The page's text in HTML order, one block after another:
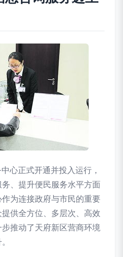
心正式开通并投入运行，
、提升便民服务水平方面
为连接政府与市民的重要
供全方位、多层次、高效
推动了天府新区营商环境